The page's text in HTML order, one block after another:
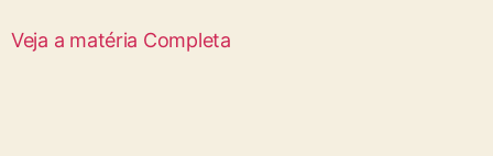
Veja a matéria Completa